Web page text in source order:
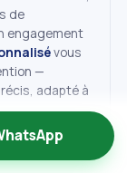
de
engagement
vous
—
adapté à